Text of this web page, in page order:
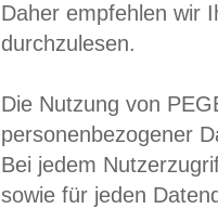
Daher empfehlen wir
durchzulesen.
Die Nutzung von
personenbezogener
Bei jedem
sowie für jeden